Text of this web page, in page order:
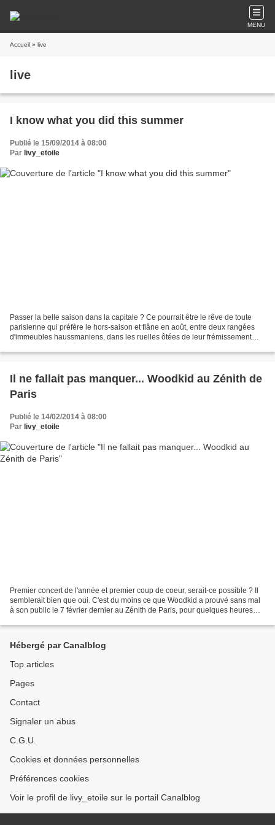
MENU
Accueil » live
live
I know what you did this summer
Publié le 15/09/2014 à 08:00
Par livy_etoile
Passer la belle saison dans la capitale ? Ce pourrait être le rêve de toute
parisienne qui préfère le hors-saison et flâne en août, entre deux rangées
d'immeubles haussmaniens, dans les ruelles ôtées de leur frémissement
Il ne fallait pas manquer... Woodkid au Zénith de
Paris
Publié le 14/02/2014 à 08:00
Par livy_etoile
Premier concert de l'année et premier coup de coeur, serait-ce possible ? Il
semblerait bien que oui. C'est du moins ce que Woodkid a prouvé sans mal
à son public le 7 février dernier au Zénith de Paris, pour quelques heures
Hébergé par Canalblog
Top articles
Pages
Contact
Signaler un abus
C.G.U.
Cookies et données personnelles
Préférences cookies
Voir le profil de livy_etoile sur le portail Canalblog